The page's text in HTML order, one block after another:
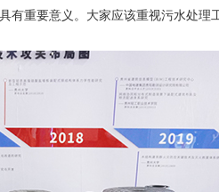
有重要意义。大家应该重视污水处理